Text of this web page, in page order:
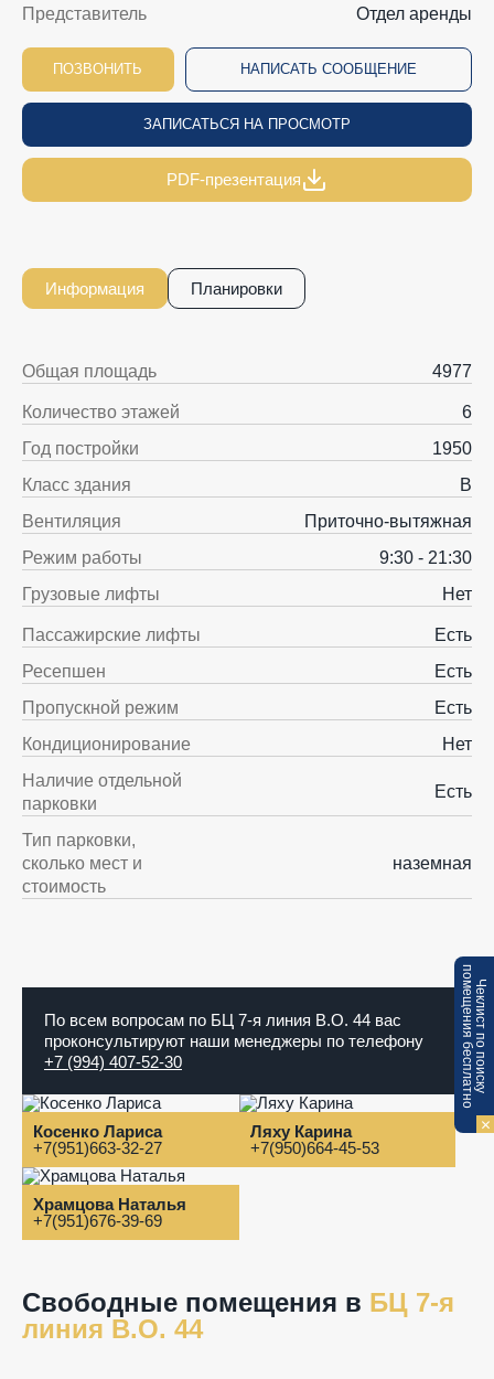
Представитель Отдел аренды
ПОЗВОНИТЬ НАПИСАТЬ СООБЩЕНИЕ
ЗАПИСАТЬСЯ НА ПРОСМОТР
PDF-презентация
Информация Планировки
Общая площадь 4977
Количество этажей
6
Год постройки
1950
Класс здания
B
Вентиляция
Приточно-вытяжная
Режим работы
9:30 - 21:30
Грузовые лифты
Нет
Пассажирские лифты
Есть
Ресепшен
Есть
Пропускной режим
Есть
Кондиционирование
Нет
Наличие отдельной
парковки
Есть
Тип парковки,
сколько мест и
стоимость
наземная
По всем вопросам по БЦ 7-я линия В.О. 44 вас
проконсультируют наши менеджеры по телефону
+7 (994) 407-52-30
Косенко Лариса
+7(951)663-32-27
Ляху Карина
+7(950)664-45-53
Храмцова Наталья
+7(951)676-39-69
Свободные помещения в БЦ 7-я
линия В.О. 44
Ч
е
к
л
и
с
т
п
о
п
о
и
с
к
у
по
м
е
щ
е
н
и
я
б
е
с
п
л
а
т
н
о
×